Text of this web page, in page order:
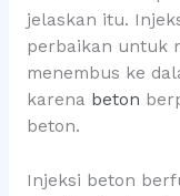
jelaskan itu.
perbaikan untuk
menembus ke
karena beton
beton.
Injeksi beton